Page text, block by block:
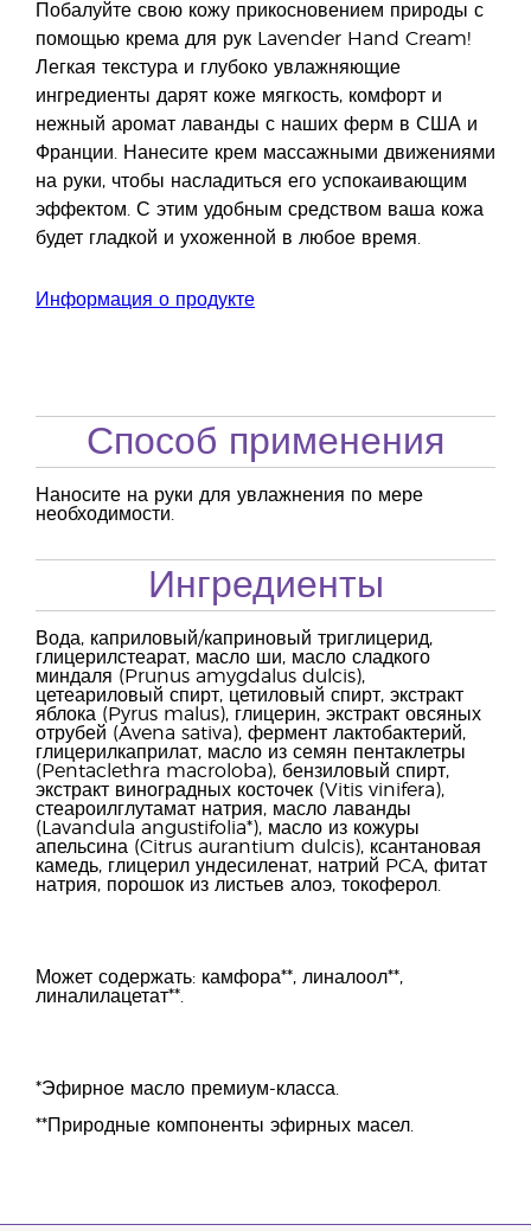
Побалуйте свою кожу прикосновением природы с
помощью крема для рук Lavender Hand Cream!
Легкая текстура и глубоко увлажняющие
ингредиенты дарят коже мягкость, комфорт и
нежный аромат лаванды с наших ферм в США и
Франции. Нанесите крем массажными движениями
на руки, чтобы насладиться его успокаивающим
эффектом. С этим удобным средством ваша кожа
будет гладкой и ухоженной в любое время.
Информация о продукте
Способ применения
Наносите на руки для увлажнения по мере
необходимости.
Ингредиенты
Вода, каприловый/каприновый триглицерид,
глицерилстеарат, масло ши, масло сладкого
миндаля (Prunus amygdalus dulcis),
цетеариловый спирт, цетиловый спирт, экстракт
яблока (Pyrus malus), глицерин, экстракт овсяных
отрубей (Avena sativa), фермент лактобактерий,
глицерилкаприлат, масло из семян пентаклетры
(Pentaclethra macroloba), бензиловый спирт,
экстракт виноградных косточек (Vitis vinifera),
стеароилглутамат натрия, масло лаванды
(Lavandula angustifolia*), масло из кожуры
апельсина (Citrus aurantium dulcis), ксантановая
камедь, глицерил ундесиленат, натрий PCA, фитат
натрия, порошок из листьев алоэ, токоферол.
Может содержать: камфора**, линалоол**,
линалилацетат**.
*Эфирное масло премиум-класса.
**Природные компоненты эфирных масел.